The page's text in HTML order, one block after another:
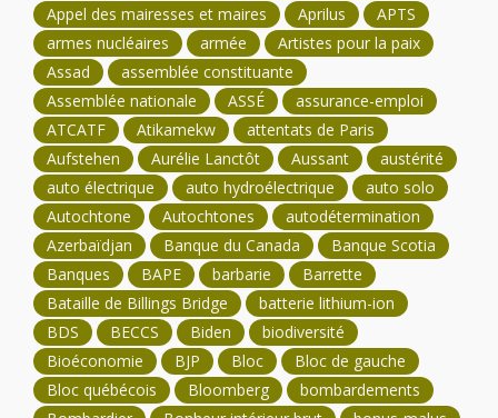
Appel des mairesses et maires
Aprilus
APTS
armes nucléaires
armée
Artistes pour la paix
Assad
assemblée constituante
Assemblée nationale
ASSÉ
assurance-emploi
ATCATF
Atikamekw
attentats de Paris
Aufstehen
Aurélie Lanctôt Aussant
austérité
auto électrique
auto hydroélectrique
auto solo
Autochtone
Autochtones
autodétermination
Azerbaïdjan
Banque du Canada
Banque Scotia
Banques
BAPE barbarie
Barrette
Bataille de Billings Bridge
batterie lithium-ion
BDS
BECCS Biden
biodiversité
Bioéconomie
BJP Bloc
Bloc de gauche
Bloc québécois
Bloomberg
bombardements